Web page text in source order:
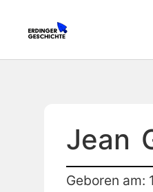
Jean
Geboren am: